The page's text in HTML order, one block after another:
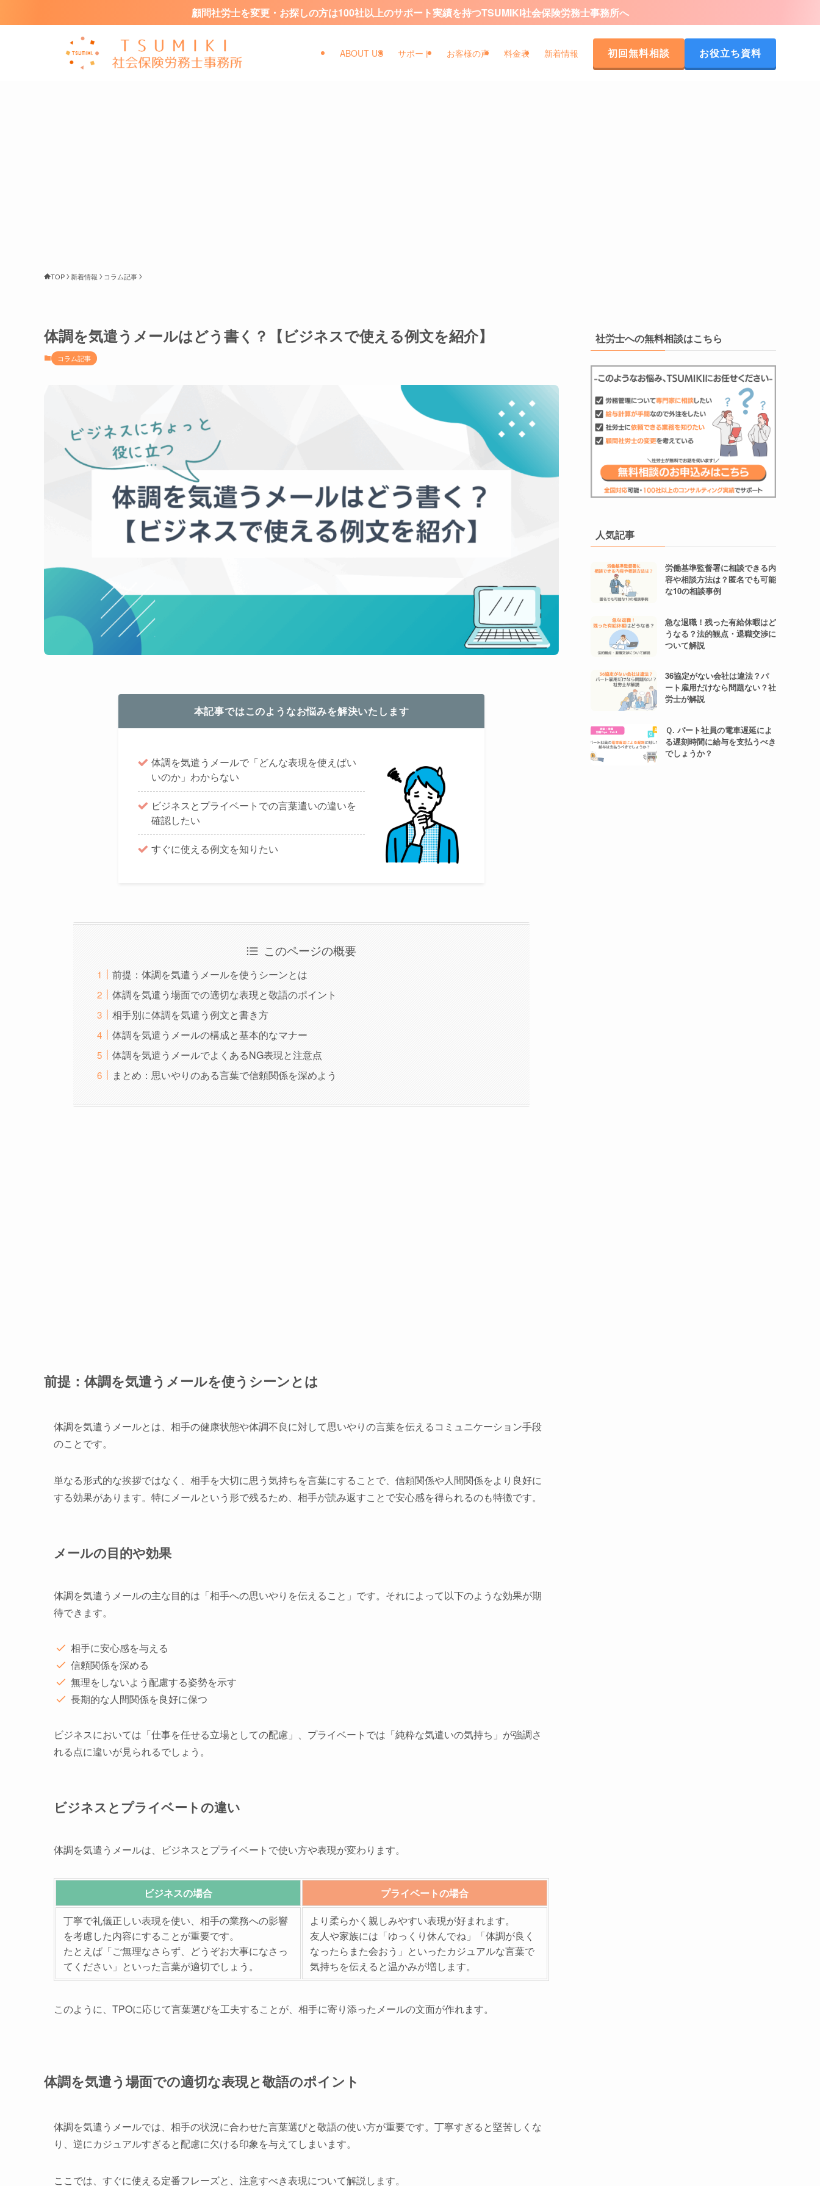
顧問社労士を変更・お探しの方は100社以上のサポート実績を持つTSUMIKI社会保険労務士事務所へ
ABOUT US サポート お客様の声 料金表 新着情報 初回無料相談 お役立ち資料
TOP 新着情報 コラム記事
体調を気遣うメールはどう書く？【ビジネスで使える例文を紹介】
コラム記事
本記事ではこのようなお悩みを解決いたします
体調を気遣うメールで「どんな表現を使えばい
いのか」わからない
ビジネスとプライベートでの言葉遣いの違いを
確認したい
すぐに使える例文を知りたい
このページの概要
前提：体調を気遣うメールを使うシーンとは
体調を気遣う場面での適切な表現と敬語のポイント
相手別に体調を気遣う例文と書き方
体調を気遣うメールの構成と基本的なマナー
体調を気遣うメールでよくあるNG表現と注意点
まとめ：思いやりのある言葉で信頼関係を深めよう
前提：体調を気遣うメールを使うシーンとは
体調を気遣うメールとは、相手の健康状態や体調不良に対して思いやりの言葉を伝えるコミュニケーション手段
のことです。
単なる形式的な挨拶ではなく、相手を大切に思う気持ちを言葉にすることで、信頼関係や人間関係をより良好に
する効果があります。特にメールという形で残るため、相手が読み返すことで安心感を得られるのも特徴です。
メールの目的や効果
体調を気遣うメールの主な目的は「相手への思いやりを伝えること」です。それによって以下のような効果が期
待できます。
相手に安心感を与える
信頼関係を深める
無理をしないよう配慮する姿勢を示す
長期的な人間関係を良好に保つ
ビジネスにおいては「仕事を任せる立場としての配慮」、プライベートでは「純粋な気遣いの気持ち」が強調さ
れる点に違いが見られるでしょう。
ビジネスとプライベートの違い
体調を気遣うメールは、ビジネスとプライベートで使い方や表現が変わります。
ビジネスの場合
プライベートの場合
丁寧で礼儀正しい表現を使い、相手の業務への影響
を考慮した内容にすることが重要です。
たとえば「ご無理なさらず、どうぞお大事になさっ
てください」といった言葉が適切でしょう。
より柔らかく親しみやすい表現が好まれます。
友人や家族には「ゆっくり休んでね」「体調が良く
なったらまた会おう」といったカジュアルな言葉で
気持ちを伝えると温かみが増します。
このように、TPOに応じて言葉選びを工夫することが、相手に寄り添ったメールの文面が作れます。
体調を気遣う場面での適切な表現と敬語のポイント
体調を気遣うメールでは、相手の状況に合わせた言葉選びと敬語の使い方が重要です。丁寧すぎると堅苦しくな
り、逆にカジュアルすぎると配慮に欠ける印象を与えてしまいます。
ここでは、すぐに使える定番フレーズと、注意すべき表現について解説します。
社労士への無料相談はこちら
人気記事
労働基準監督署に相談できる内
容や相談方法は？匿名でも可能
な10の相談事例
急な退職！残った有給休暇はど
うなる？法的観点・退職交渉に
ついて解説
36協定がない会社は違法？パ
ート雇用だけなら問題ない？社
労士が解説
Ｑ. パート社員の電車遅延によ
る遅刻時間に給与を支払うべき
でしょうか？